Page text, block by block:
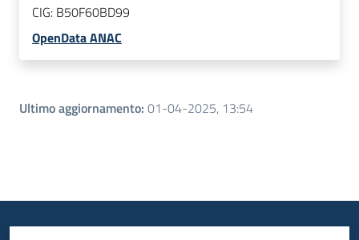
CIG: B50F60BD99
OpenData ANAC
Ultimo aggiornamento: 01-04-2025, 13:54